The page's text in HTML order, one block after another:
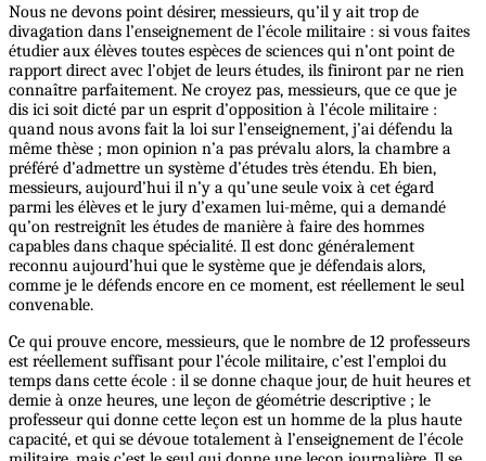
Nous ne devons point désirer, messieurs, qu’il y ait trop de
divagation dans l’enseignement de l’école militaire : si vous faites
étudier aux élèves toutes espèces de sciences qui n’ont point de
rapport direct avec l’objet de leurs études, ils finiront par ne rien
connaître parfaitement. Ne croyez pas, messieurs, que ce que je
dis ici soit dicté par un esprit d’opposition à l’école militaire :
quand nous avons fait la loi sur l’enseignement, j’ai défendu la
même thèse ; mon opinion n’a pas prévalu alors, la chambre a
préféré d’admettre un système d’études très étendu. Eh bien,
messieurs, aujourd’hui il n’y a qu’une seule voix à cet égard
parmi les élèves et le jury d’examen lui-même, qui a demandé
qu’on restreignît les études de manière à faire des hommes
capables dans chaque spécialité. Il est donc généralement
reconnu aujourd’hui que le système que je défendais alors,
comme je le défends encore en ce moment, est réellement le seul
convenable.
Ce qui prouve encore, messieurs, que le nombre de 12 professeurs
est réellement suffisant pour l’école militaire, c’est l’emploi du
temps dans cette école : il se donne chaque jour, de huit heures et
demie à onze heures, une leçon de géométrie descriptive ; le
professeur qui donne cette leçon est un homme de la plus haute
capacité, et qui se dévoue totalement à l’enseignement de l’école